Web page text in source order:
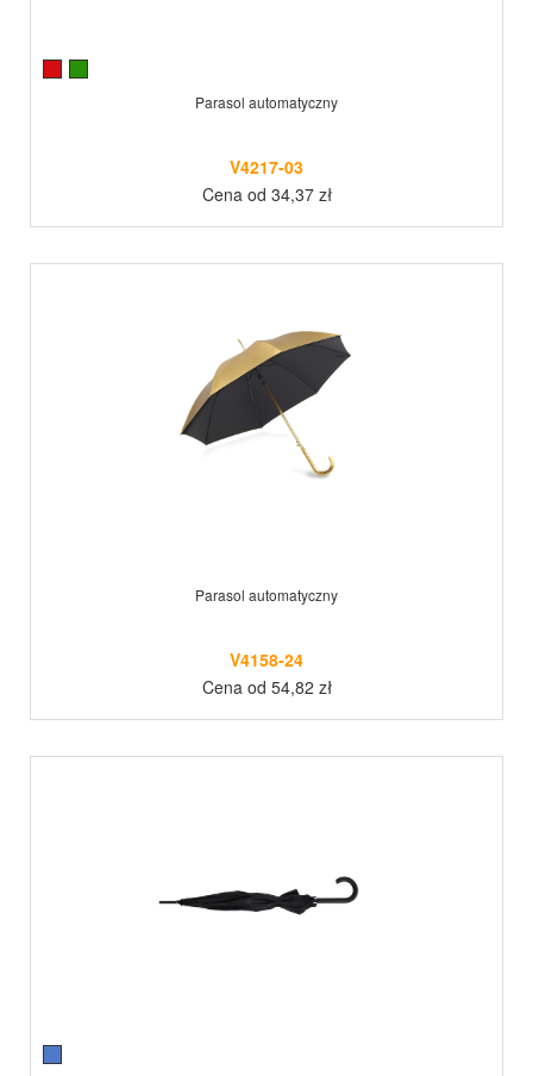
Parasol automatyczny
V4217-03
Cena od 34,37 zł
Parasol automatyczny
V4158-24
Cena od 54,82 zł